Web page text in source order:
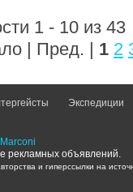
1 - 10 из 43
| Пред. | 1 2
Экспедиции
Marconi
рекламных объявлений.
и гиперссылки на